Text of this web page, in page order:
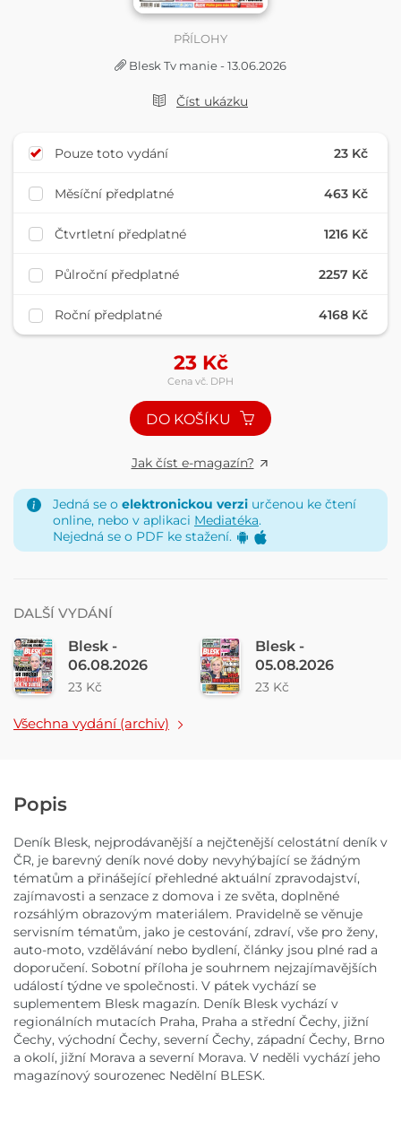
PŘÍLOHY
Blesk Tv manie - 13.06.2026
Číst ukázku
Pouze toto vydání 23 Kč
Měsíční předplatné 463 Kč
Čtvrtletní předplatné 1216 Kč
Půlroční předplatné 2257 Kč
Roční předplatné 4168 Kč
23Kč
Cena vč. DPH
DO KOŠÍKU
Jak číst e-magazín?
Jedná se o elektronickou verzi určenou ke čtení
online, nebo v aplikaci Mediatéka.
Nejedná se o PDF ke stažení.
DALŠÍ VYDÁNÍ
Blesk -
06.08.2026
23 Kč
Blesk -
05.08.2026
23 Kč
Všechna vydání (archiv)
Popis
Deník Blesk, nejprodávanější a nejčtenější celostátní deník v
ČR, je barevný deník nové doby nevyhýbající se žádným
tématům a přinášející přehledné aktuální zpravodajství,
zajímavosti a senzace z domova i ze světa, doplněné
rozsáhlým obrazovým materiálem. Pravidelně se věnuje
servisním tématům, jako je cestování, zdraví, vše pro ženy,
auto-moto, vzdělávání nebo bydlení, články jsou plné rad a
doporučení. Sobotní příloha je souhrnem nejzajímavějších
událostí týdne ve společnosti. V pátek vychází se
suplementem Blesk magazín. Deník Blesk vychází v
regionálních mutacích Praha, Praha a střední Čechy, jižní
Čechy, východní Čechy, severní Čechy, západní Čechy, Brno
a okolí, jižní Morava a severní Morava. V neděli vychází jeho
magazínový sourozenec Nedělní BLESK.